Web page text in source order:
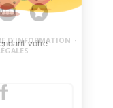
D'INFORMATION ·